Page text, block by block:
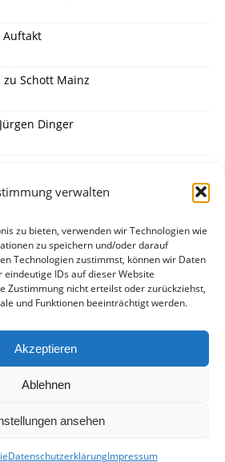
verwalten
zu bieten, verwenden wir Technologien wie
zu speichern und/oder darauf
Technologien zustimmst, können wir Daten
IDs auf dieser Website
Zustimmung nicht erteilst oder zurückziehst,
und Funktionen beeinträchtigt werden.
Akzeptieren
Ablehnen
ansehen
DatenschutzerklärungImpressum
Auftakt
zu Schott Mainz
Dinger
tickt Björn!
mit später Niederlage